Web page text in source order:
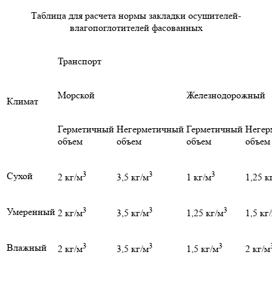
Таблица для расчета нормы закладки осушителей-
влагопоглотителей фасованных
Климат
Транспорт
Морской Железнодорожный
Герметичный
объем
Негерметичный
объем
Герметичный
объем
объем
Сухой 2 кг/м3 3,5 кг/м3 1 кг/м3 1,25
Умеренный 2 кг/м3 3,5 кг/м3 1,25 кг/м3 1,5
Влажный 2 кг/м3 3,5 кг/м3 1,5 кг/м3 2 кг/м